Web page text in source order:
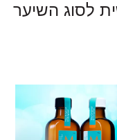
לסוג השיער